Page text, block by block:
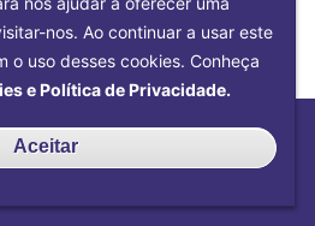
nos. Ao continuar a usar este
o uso desses cookies. Conheça
e Política de Privacidade.
Aceitar